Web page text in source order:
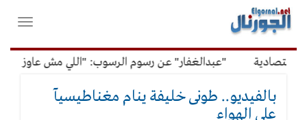
القائمة
الرئيسية
فتح
"عبدالغفار" عن رسوم الرسوب: "اللي مش عاوز
بالفيديو.. طونى خليفة ينام مغناطيسيآ
على الهواء